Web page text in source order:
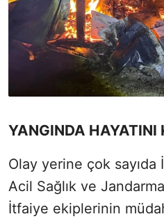
YANGINDA HAYATINI
Olay yerine çok sayıda
Acil Sağlık ve
İtfaiye ekiplerinin